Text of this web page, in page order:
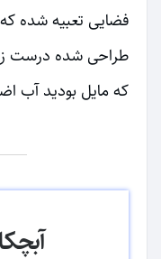
فضایی تعبیه شده
طراحی شده درست
که مایل بودید آب